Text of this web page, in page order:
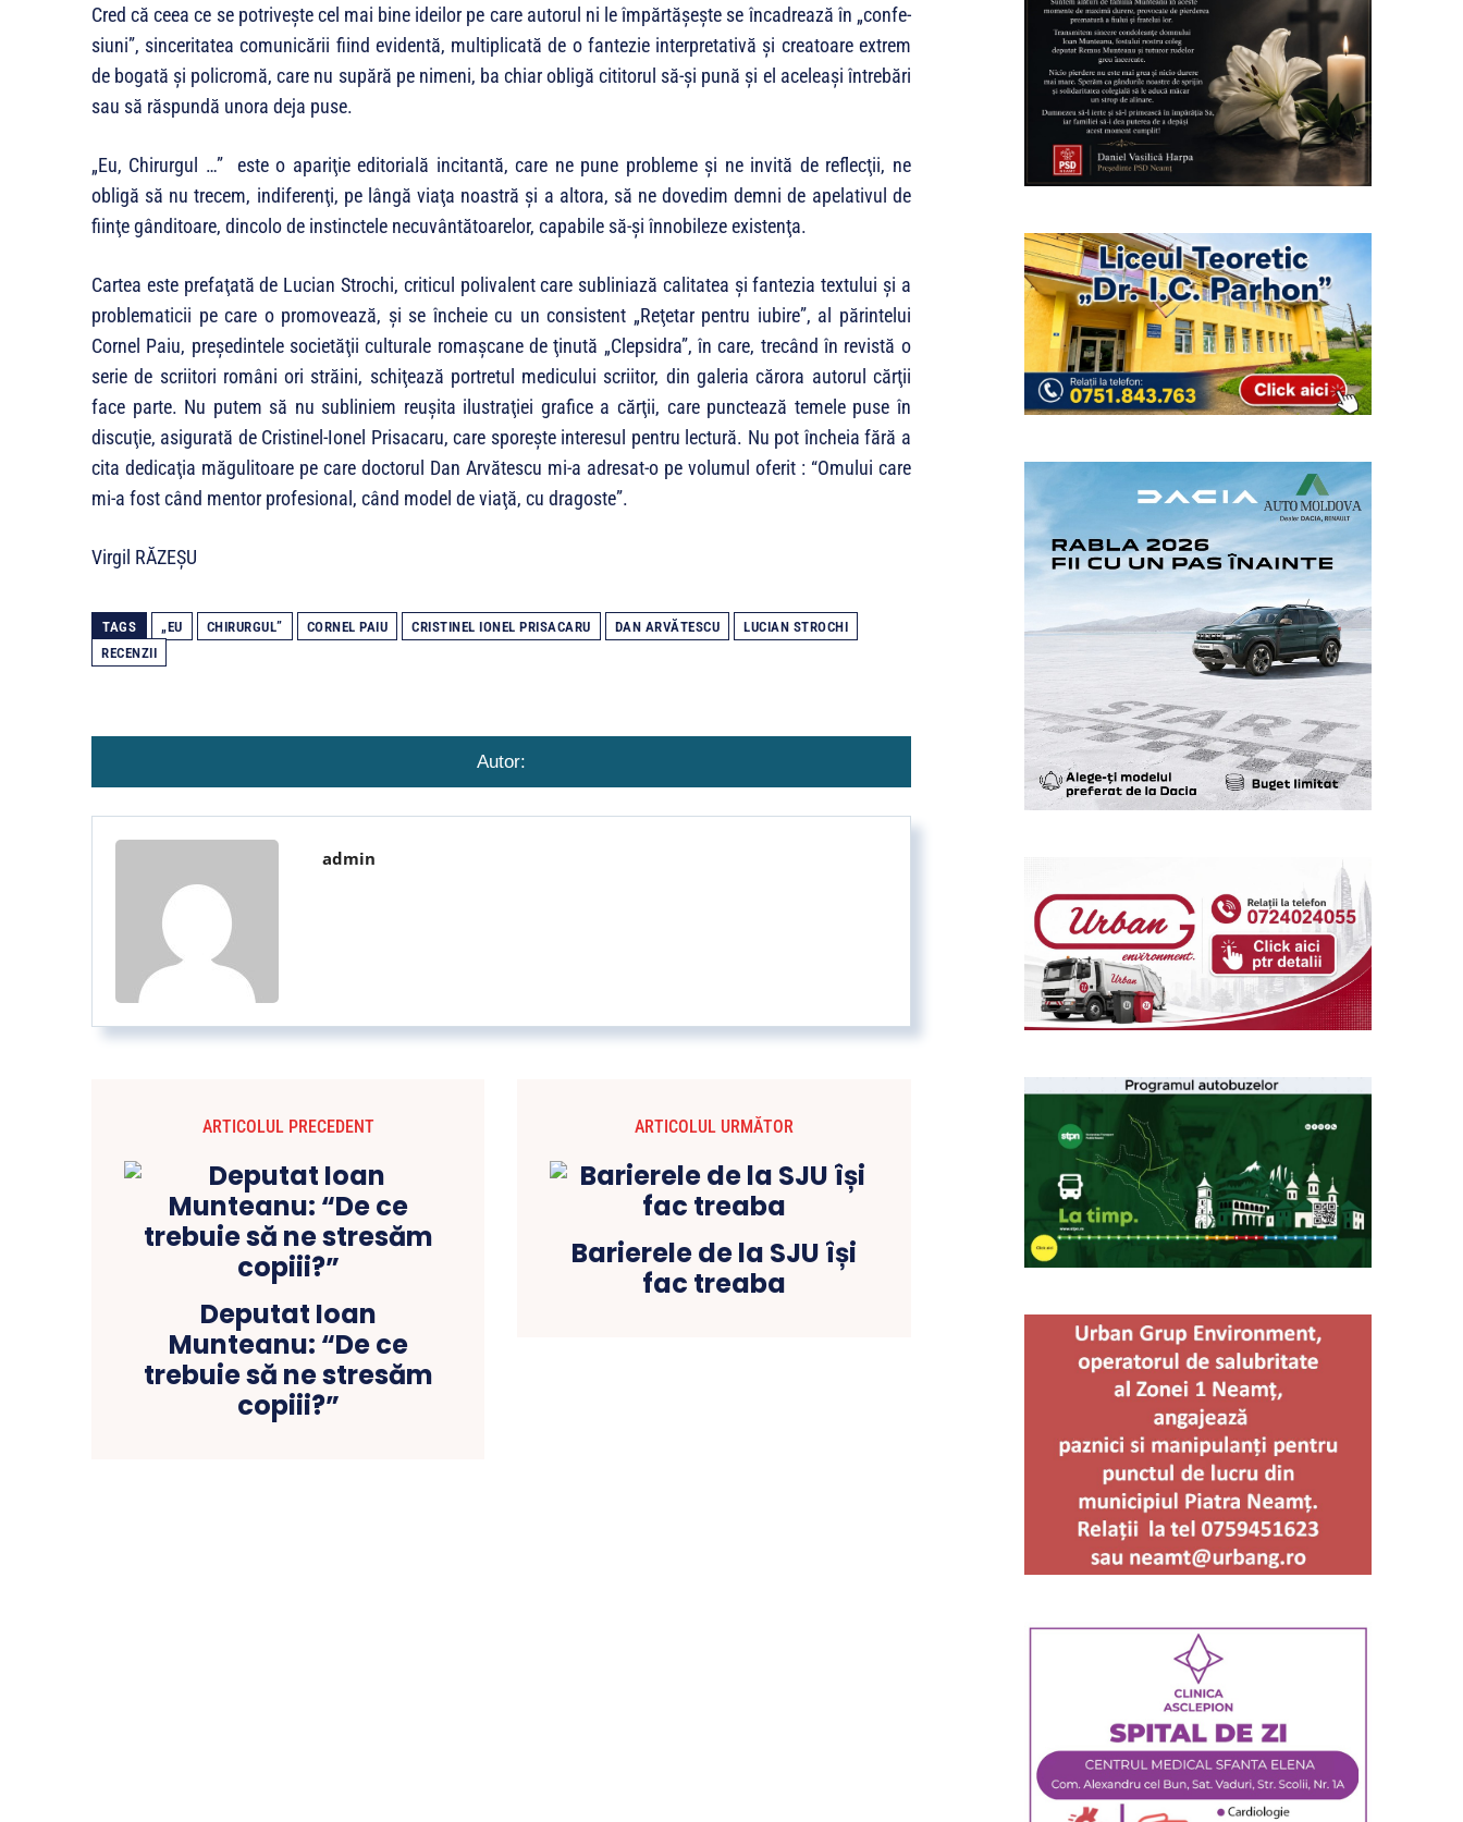
Cred că ceea ce se potriveşte cel mai bine ideilor pe care autorul ni le împărtăşeşte se încadrează în „con­fe­
siuni”, sinceritatea comunicării fiind evidentă, multiplicată de o fantezie interpretativă şi creatoare extrem
de bogată şi policromă, care nu supără pe nimeni, ba chiar obligă cititorul să-şi pună şi el aceleaşi întrebări
sau să răspundă unora deja puse.
„Eu, Chirurgul …” este o apariţie editorială incitantă, care ne pune probleme şi ne invită de reflecţii, ne
obligă să nu trecem, indiferenţi, pe lângă viaţa noastră şi a altora, să ne dove­dim demni de apelativul de
fiinţe gânditoare, dincolo de instinctele necu­vân­tătoarelor, capa­bile să-şi înnobileze existenţa.
Cartea este prefaţată de Lucian Strochi, criticul polivalent care subliniază calitatea şi fantezia tex­tului şi a
problematicii pe care o promovează, şi se încheie cu un consistent „Reţe­tar pentru iubire”, al părintelui
Cornel Paiu, preşedintele societăţii culturale romaşcane de ţinută „Clep­sidra”, în care, trecând în revistă o
serie de scriitori români ori străini, schiţează portretul medi­cului scriitor, din galeria cărora autorul cărţii
face parte. Nu putem să nu subliniem reu­şita ilustraţiei grafice a cărţii, care punctează temele puse în
discuţie, asigurată de Cristinel-Ionel Prisacaru, care sporeşte interesul pentru lectură. Nu pot încheia fără a
cita dedicaţia măgulitoare pe care doctorul Dan Arvătescu mi-a a­dresat-o pe volu­mul oferit : “Omului care
mi-a fost când mentor profesional, când model de viaţă, cu dragoste”.
Virgil RĂZEŞU
TAGS „EU CHIRURGUL” CORNEL PAIU CRISTINEL IONEL PRISACARU DAN ARVĂTESCU
LUCIAN STROCHI
RECENZII
Autor:
admin
ARTICOLUL PRECEDENT
Deputat Ioan
Munteanu: “De ce
trebuie să ne stresăm
copiii?”
ARTICOLUL URMĂTOR
Barierele de la SJU își
fac treaba